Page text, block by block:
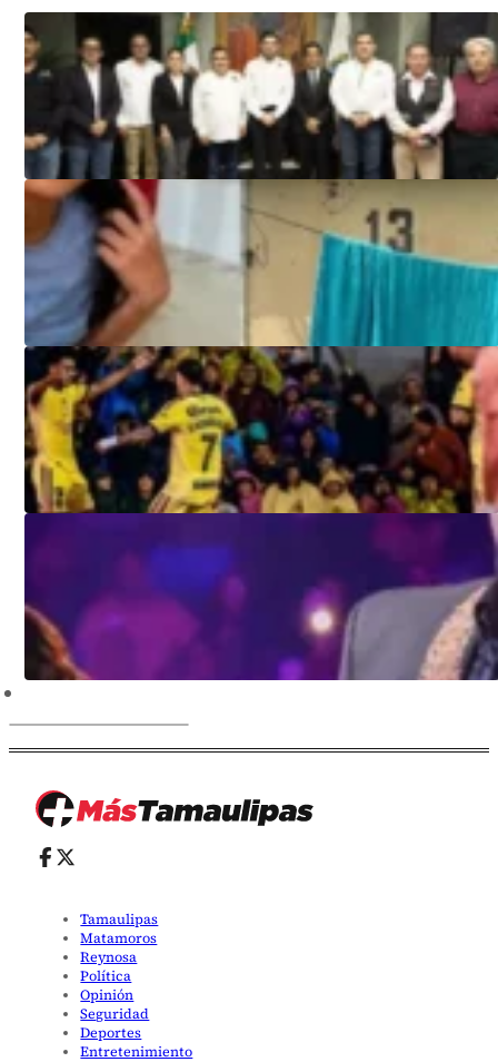
Tamaulipas
Matamoros
Reynosa
Política
Opinión
Seguridad
Deportes
Entretenimiento